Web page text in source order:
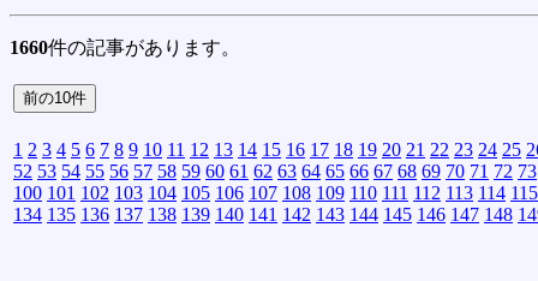
1660件の記事があります。
1 2 3 4 5 6 7 8 9 10 11 12 13 14 15 16 17 18 19 20 21 22 23 24 25
52 53 54 55 56 57 58 59 60 61 62 63 64 65 66 67 68 69 70 71 72 73
100 101 102 103 104 105 106 107 108 109 110 111 112 113 114 115
134 135 136 137 138 139 140 141 142 143 144 145 146 147 148